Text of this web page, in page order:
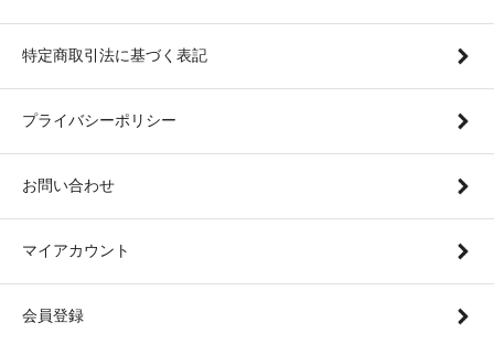
特定商取引法に基づく表記
プライバシーポリシー
お問い合わせ
マイアカウント
会員登録